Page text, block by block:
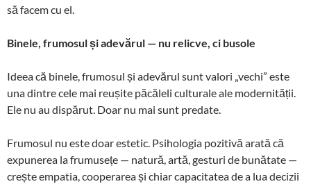
să facem cu el.
Binele, frumosul și adevărul — nu relicve, ci busole
Ideea că binele, frumosul și adevărul sunt valori „vechi” este
una dintre cele mai reușite păcăleli culturale ale modernității.
Ele nu au dispărut. Doar nu mai sunt predate.
Frumosul nu este doar estetic. Psihologia pozitivă arată că
expunerea la frumusețe — natură, artă, gesturi de bunătate —
crește empatia, cooperarea și chiar capacitatea de a lua decizii